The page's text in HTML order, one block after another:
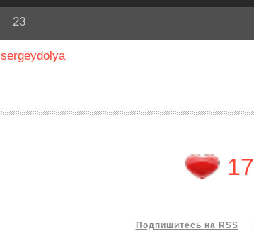
23
sergeydolya
17
Подпишитесь на RSS